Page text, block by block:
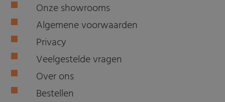
Onze showrooms
Algemene voorwaarden
Privacy
Veelgestelde vragen
Over ons
Bestellen